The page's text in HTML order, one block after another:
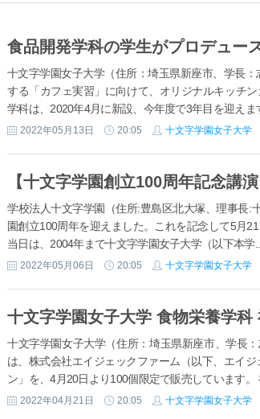
十文字学園女子大学（住所：埼玉県新座市、学長
する「カフェ実習」に向けて、オリジナルキッチ
学科は、2020年4月に新設、今年度で3年目を迎えま
2022年05月13日 20:05 十文字学園女子大学
学校法人十文字学園（住所:豊島区北大塚、理事長:
園創立100周年を迎えました。これを記念して5月
当日は、2004年まで十文字学園女子大学（以下本学...
2022年05月06日 20:05 十文字学園女子大学
十文字学園女子大学（住所：埼玉県新座市、学長
は、株式会社エイジェックファーム（以下、エイ
ン」を、4月20日より100個限定で販売しています。
2022年04月21日 20:05 十文字学園女子大学